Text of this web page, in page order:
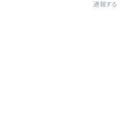
通報する